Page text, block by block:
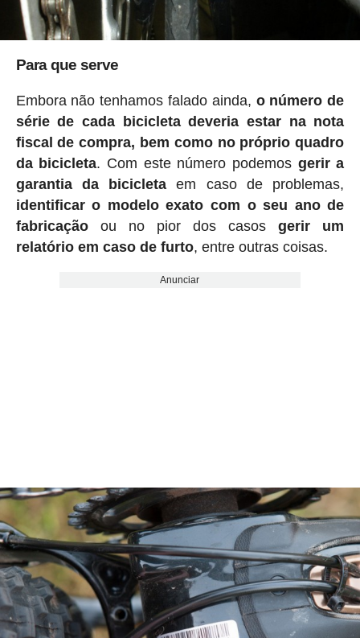
Para que serve
Embora não tenhamos falado ainda, o número de
série de cada bicicleta deveria estar na nota
fiscal de compra, bem como no próprio quadro
da bicicleta. Com este número podemos gerir a
garantia da bicicleta em caso de problemas,
identificar o modelo exato com o seu ano de
fabricaçãoou no pior dos casosgerir um
relatório em caso de furto, entre outras coisas.
Anunciar